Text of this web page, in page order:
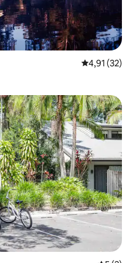
4,91 (32)